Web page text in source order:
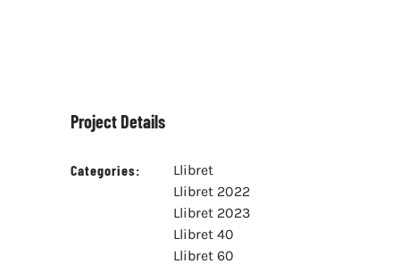
Project Details
Categories:
Llibret
Llibret 2022
Llibret 2023
Llibret 40
Llibret 60